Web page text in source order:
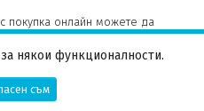
покупка онлайн можете да
някои функционалности.
съм